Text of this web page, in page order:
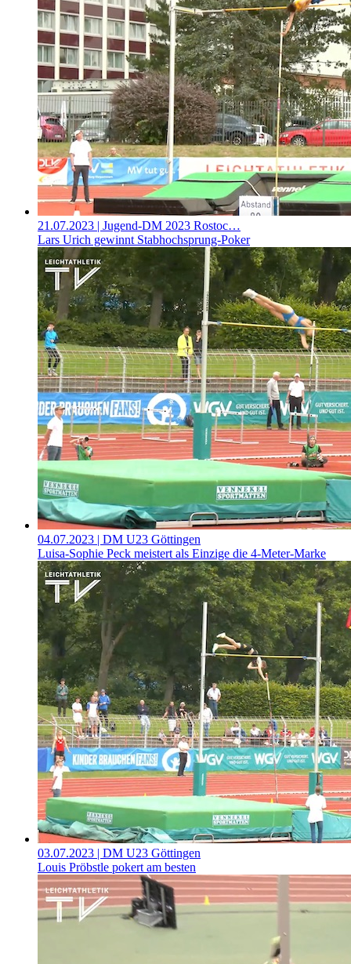
21.07.2023 | Jugend-DM 2023 Rostoc…
Lars Urich gewinnt Stabhochsprung-Poker
04.07.2023 | DM U23 Göttingen
Luisa-Sophie Peck meistert als Einzige die 4-Meter-Marke
03.07.2023 | DM U23 Göttingen
Louis Pröbstle pokert am besten